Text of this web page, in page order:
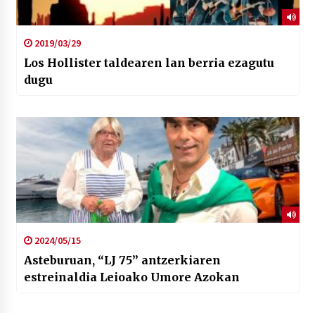
2019/03/29
Los Hollister taldearen lan berria ezagutu
dugu
2024/05/15
Asteburuan, “LJ 75” antzerkiaren
estreinaldia Leioako Umore Azokan